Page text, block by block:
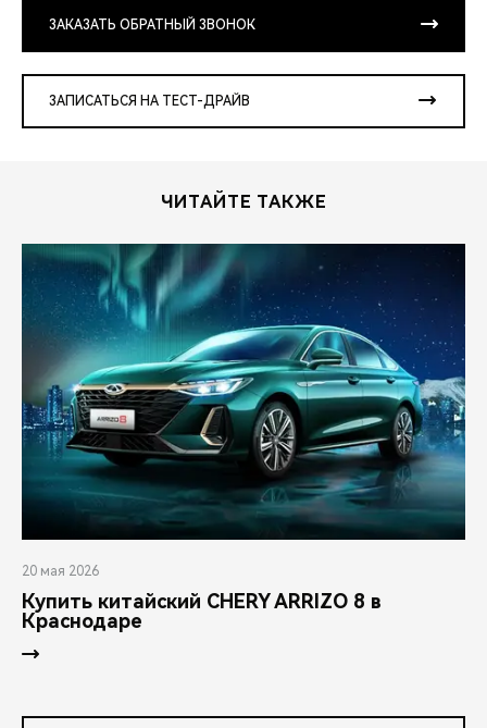
ЗАКАЗАТЬ ОБРАТНЫЙ ЗВОНОК
ЗАПИСАТЬСЯ НА ТЕСТ-ДРАЙВ
ЧИТАЙТЕ ТАКЖЕ
20 мая 2026
Купить китайский CHERY ARRIZO 8 в
Краснодаре